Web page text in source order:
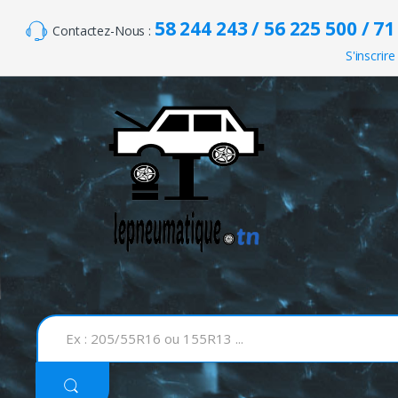
Contactez-Nous : 58 244 243 / 56 225 500 /
S'inscrire
S
e